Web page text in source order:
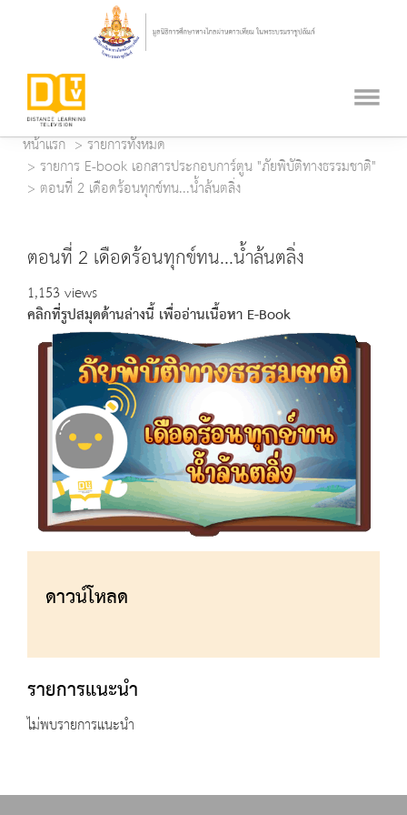
หน้าแรก
รายการทั้งหมด
รายการ E-book เอกสารประกอบการ์ตูน "ภัยพิบัติทางธรรมชาติ"
ตอนที่ 2 เดือดร้อนทุกข์ทน...น้ำล้นตลิ่ง
ตอนที่ 2 เดือดร้อนทุกข์ทน...น้ำล้นตลิ่ง
1,153 views
คลิกที่รูปสมุดด้านล่างนี้ เพื่ออ่านเนื้อหา E-Book
ดาวน์โหลด
รายการแนะนำ
ไม่พบรายการแนะนำ